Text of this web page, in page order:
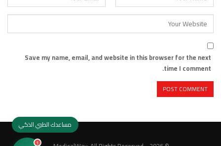
Save my name, email, and website in this browser for the next
time I comment.
مساعدك الطبي الذكي
1